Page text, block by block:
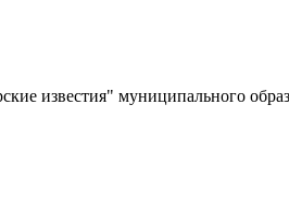
известия" муниципального